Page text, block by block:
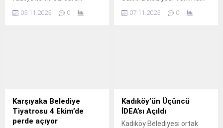
Tiyatrosu, yeni dönem
05.11.2025 0
Cumhuriyetimizin 102.
07.11.2025 0
Karşıyaka Belediye
Tiyatrosu 4 Ekim’de
perde açıyor
Kadıköy’ün Üçüncü
İDEA’sı Açıldı
Kadıköy Belediyesi ortak